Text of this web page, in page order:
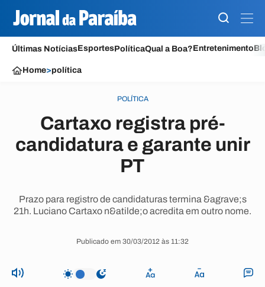
Últimas NotíciasEsportesPolíticaQual a Boa?Entretenimento
Home>política
POLÍTICA
Cartaxo registra pré-
candidatura e garante unir
PT
Prazo para registro de candidaturas termina &agrave;s
21h. Luciano Cartaxo n&atilde;o acredita em outro nome.
Publicado em 30/03/2012 às 11:32